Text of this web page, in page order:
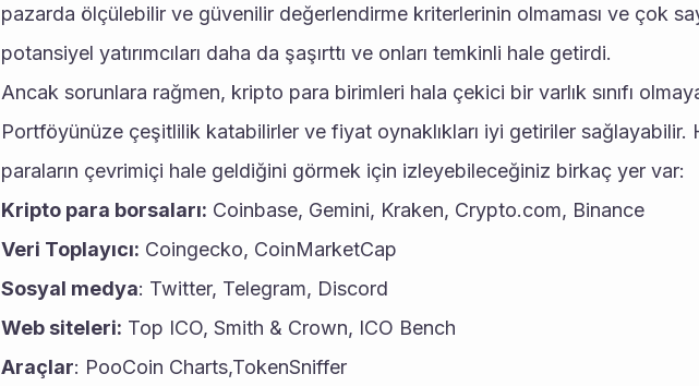
pazarda ölçülebilir ve güvenilir değerlendirme kriterlerinin olmaması ve çok
potansiyel yatırımcıları daha da şaşırttı ve onları temkinli hale getirdi.
Ancak sorunlara rağmen, kripto para birimleri hala çekici bir varlık sınıfı
Portföyünüze çeşitlilik katabilirler ve fiyat oynaklıkları iyi getiriler sağlayabilir.
paraların çevrimiçi hale geldiğini görmek için izleyebileceğiniz birkaç yer var:
Kripto para borsaları: Coinbase, Gemini, Kraken, Crypto.com, Binance
Veri Toplayıcı: Coingecko, CoinMarketCap
Sosyal medya: Twitter, Telegram, Discord
Web siteleri: Top ICO, Smith & Crown, ICO Bench
Araçlar: PooCoin Charts,TokenSniffer